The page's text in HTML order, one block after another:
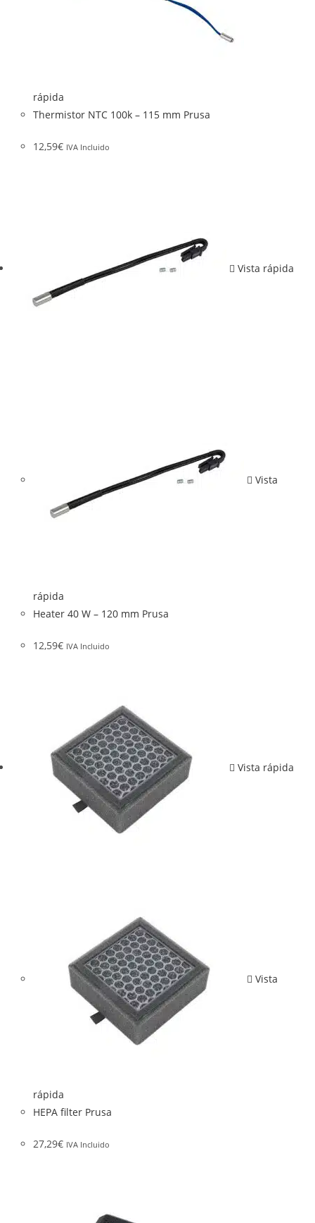
rápida
Thermistor NTC 100k – 115 mm Prusa
12,59€ IVA Incluido
Vista rápida
Vista
rápida
Heater 40 W – 120 mm Prusa
12,59€ IVA Incluido
Vista rápida
Vista
rápida
HEPA filter Prusa
27,29€ IVA Incluido